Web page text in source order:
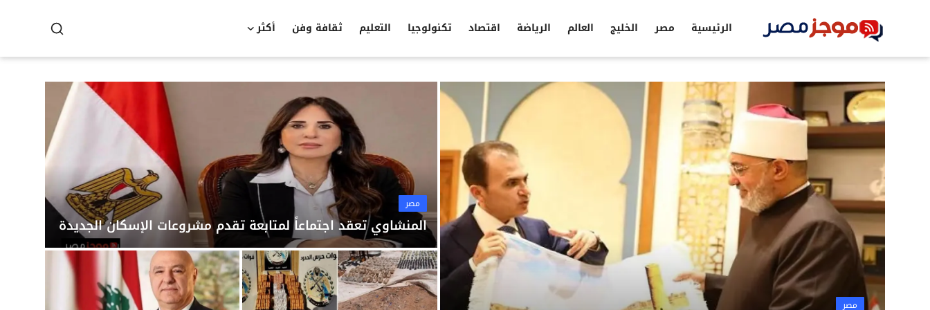
الرئيسية مصر الخليج العالم الرياضة اقتصاد تكنولوجيا التعليم ثقافة وفن أكثر
الرئيسية
تكنولوجيا
مصر مصر
مصر
المنشاوي تعقد اجتماعاً لمتابعة تقدم مشروعات الإسكان الجديدة